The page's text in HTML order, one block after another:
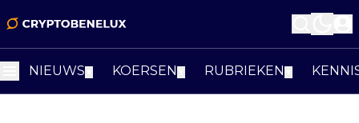
NIEUWS KOERSEN RUBRIEKEN